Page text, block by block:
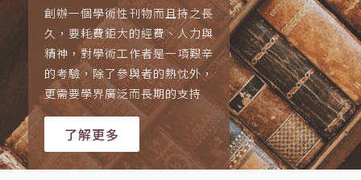
創辦一個學術性刊物而且持之長
久，要耗費鉅大的經費、人力與
精神，對學術工作者是一項艱辛
的考驗，除了參與者的熱忱外，
更需要學界廣泛而長期的支持
了解更多